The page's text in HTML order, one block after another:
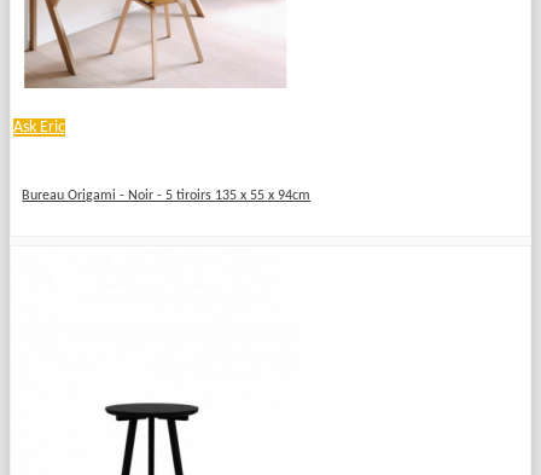
Ask Eric
Bureau Origami - Noir - 5 tiroirs 135 x 55 x 94cm